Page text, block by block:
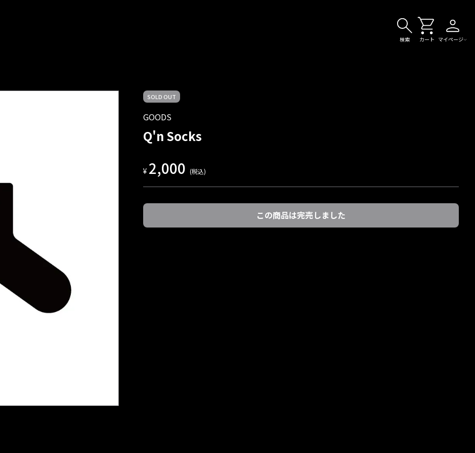
検索 カート マイページ
SOLD OUT
GOODS
Q'n Socks
¥ 2,000 (税込)
この商品は完売しました